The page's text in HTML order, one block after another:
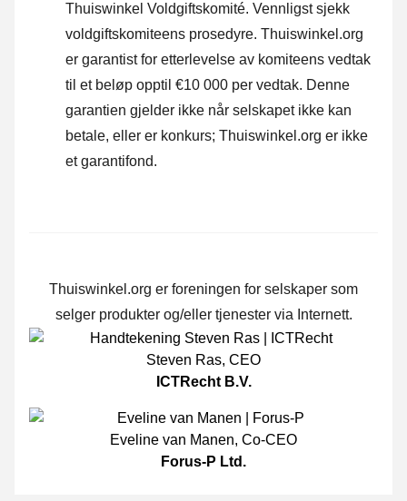
Thuiswinkel Voldgiftskomité. Vennligst sjekk
voldgiftskomiteens prosedyre. Thuiswinkel.org
er garantist for etterlevelse av komiteens vedtak
til et beløp opptil €10 000 per vedtak. Denne
garantien gjelder ikke når selskapet ikke kan
betale, eller er konkurs; Thuiswinkel.org er ikke
et garantifond.
Thuiswinkel.org er foreningen for selskaper som
selger produkter og/eller tjenester via Internett.
Steven Ras, CEO
ICTRecht B.V.
Eveline van Manen, Co-CEO
Forus-P Ltd.